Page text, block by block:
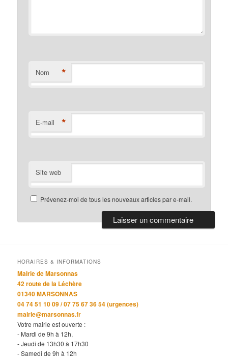
Nom *
E-mail *
Site web
Prévenez-moi de tous les nouveaux articles par e-mail.
HORAIRES & INFORMATIONS
Mairie de Marsonnas
42 route de la Léchère
01340 MARSONNAS
04 74 51 10 09 / 07 75 67 36 54 (urgences)
mairie@marsonnas.fr
Votre mairie est ouverte :
- Mardi de 9h à 12h,
- Jeudi de 13h30 à 17h30
- Samedi de 9h à 12h